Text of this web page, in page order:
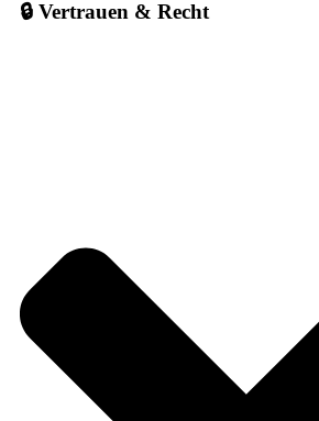
🔒 Vertrauen & Recht